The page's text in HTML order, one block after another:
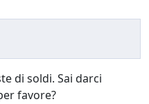
di soldi. Sai darci
favore?